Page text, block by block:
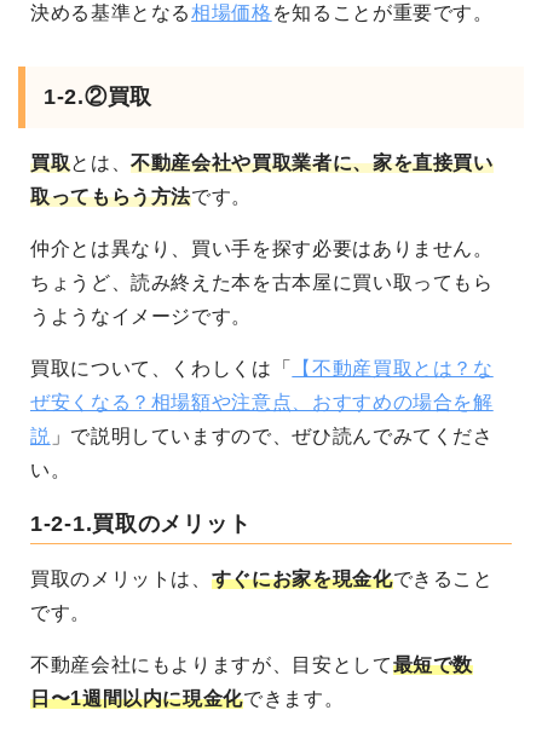
決める基準となる相場価格 を知ることが重要です。
1-2.②買取
買取とは、不動産会社や買取業者に、家を直接買い
取ってもらう方法です。
仲介とは異なり、買い手を探す必要はありません。
ちょうど、読み終えた本を古本屋に買い取ってもら
うようなイメージです。
買取について、くわしくは「
【不動産買取とは？な
ぜ安くなる？相場額や注意点、おすすめの場合を解
説 」で説明していますので、ぜひ読んでみてくださ
い。
1-2-1.買取のメリット
買取のメリットは、 すぐにお家を現金化できること
です。
不動産会社にもよりますが、目安として最短で数
日〜1週間以内に現金化できます。